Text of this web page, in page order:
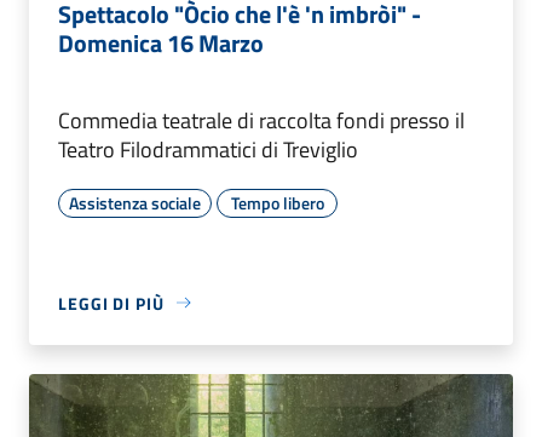
Spettacolo "Òcio che l'è 'n imbròi" -
Domenica 16 Marzo
Commedia teatrale di raccolta fondi presso il
Teatro Filodrammatici di Treviglio
Assistenza sociale Tempo libero
LEGGI DI PIÙ